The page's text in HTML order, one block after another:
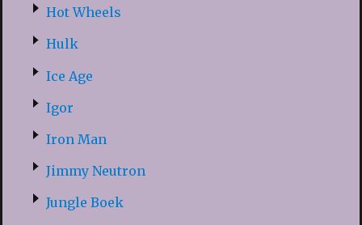
Hot Wheels
Hulk
Ice Age
Igor
Iron Man
Jimmy Neutron
Jungle Boek